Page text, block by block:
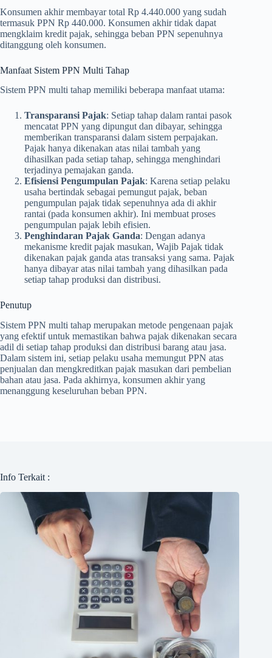
Konsumen akhir membayar total Rp 4.440.000 yang sudah
termasuk PPN Rp 440.000. Konsumen akhir tidak dapat
mengklaim kredit pajak, sehingga beban PPN sepenuhnya
ditanggung oleh konsumen.
Manfaat Sistem PPN Multi Tahap
Sistem PPN multi tahap memiliki beberapa manfaat utama:
Transparansi Pajak: Setiap tahap dalam rantai pasok
mencatat PPN yang dipungut dan dibayar, sehingga
memberikan transparansi dalam sistem perpajakan.
Pajak hanya dikenakan atas nilai tambah yang
dihasilkan pada setiap tahap, sehingga menghindari
terjadinya pemajakan ganda.
Efisiensi Pengumpulan Pajak: Karena setiap pelaku
usaha bertindak sebagai pemungut pajak, beban
pengumpulan pajak tidak sepenuhnya ada di akhir
rantai (pada konsumen akhir). Ini membuat proses
pengumpulan pajak lebih efisien.
Penghindaran Pajak Ganda: Dengan adanya
mekanisme kredit pajak masukan, Wajib Pajak tidak
dikenakan pajak ganda atas transaksi yang sama. Pajak
hanya dibayar atas nilai tambah yang dihasilkan pada
setiap tahap produksi dan distribusi.
Penutup
Sistem PPN multi tahap merupakan metode pengenaan pajak
yang efektif untuk memastikan bahwa pajak dikenakan secara
adil di setiap tahap produksi dan distribusi barang atau jasa.
Dalam sistem ini, setiap pelaku usaha memungut PPN atas
penjualan dan mengkreditkan pajak masukan dari pembelian
bahan atau jasa. Pada akhirnya, konsumen akhir yang
menanggung keseluruhan beban PPN.
Info Terkait :